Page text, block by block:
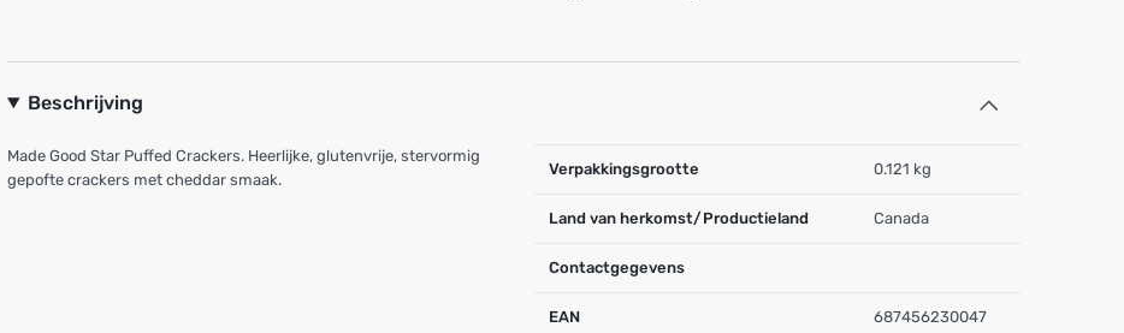
Beschrijving
Made Good Star Puffed Crackers. Heerlijke, glutenvrije, stervormig
gepofte crackers met cheddar smaak.
Verpakkingsgrootte 0.121 kg
Land van herkomst/Productieland Canada
Contactgegevens
EAN 687456230047